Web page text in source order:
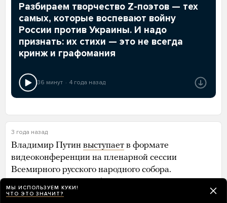
Разбираем творчество Z-поэтов — тех
самых, которые воспевают войну
России против Украины. И надо
признать: их стихи — это не всегда
кринж и графомания
36 минут 4 года назад
3 года назад
Владимир Путин выступает в формате
видеоконференции на пленарной сессии
Всемирного русского народного собора.
Президент России поблагодарил участников
собора за помощь фронту и семьям погибших
МЫ ИСПОЛЬЗУЕМ КУКИ!
ЧТО ЭТО ЗНАЧИТ?